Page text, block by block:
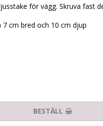
för vägg. Skruva fast
cm bred och 10 cm djup
BESTÄLL